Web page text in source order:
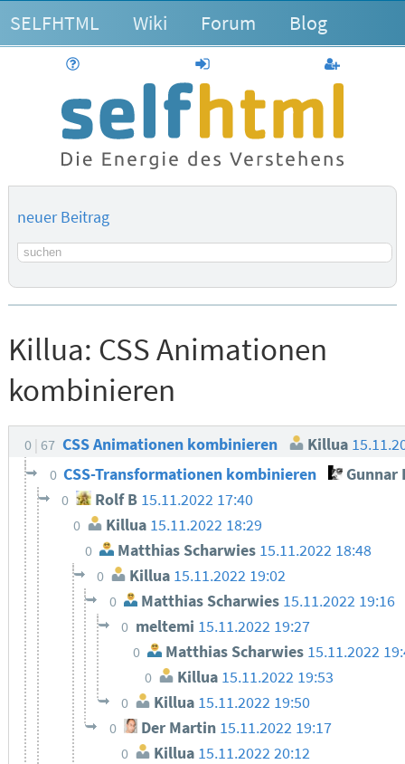
SELFHTML Wiki Forum Blog
anmelden
neuer Beitrag
Suchbegriff
Killua: CSS Animationen
kombinieren
0 67 CSS Animationen kombinieren Killua
0 CSS-Transformationen kombinieren Gunnar
0 Rolf B 15.11.2022 17:40
0 Killua 15.11.2022 18:29
0 Matthias Scharwies 15.11.2022 18:48
0 Killua 15.11.2022 19:02
0 Matthias Scharwies 15.11.2022 19:16
0 meltemi 15.11.2022 19:27
0 Matthias Scharwies 15.11.2022
0 Killua 15.11.2022 19:53
0 Killua 15.11.2022 19:50
0 Der Martin 15.11.2022 19:17
0 Killua 15.11.2022 20:12